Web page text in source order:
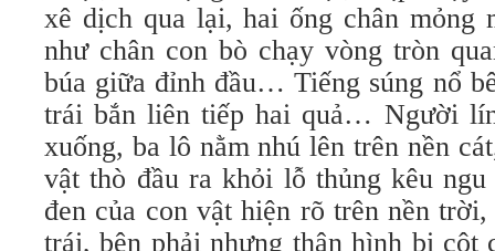
xê dịch qua lại, hai ống chân mỏng
như chân con bò chạy vòng tròn
búa giữa đỉnh đầu… Tiếng súng nổ
trái bắn liên tiếp hai quả… Người
xuống, ba lô nằm nhú lên trên nền
vật thò đầu ra khỏi lỗ thủng kêu
đen của con vật hiện rõ trên nền
trái, bên phải nhưng thân hình bị cột